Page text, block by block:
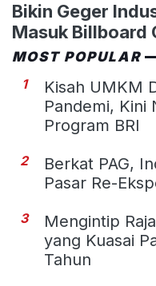
Bikin Geger
Masuk Billboard
MOST POPULAR
1
Kisah UMKM
Pandemi, Kini
Program BRI
2
Berkat PAG,
Pasar Re-
3
Mengintip
yang Kuasai
Tahun